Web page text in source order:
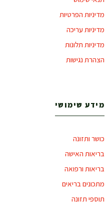
מדיניות הפרטיות
מדיניות עריכה
מדיניות תלונות
הצהרת נגישות
מידע שימושי
כושר ותזונה
בריאות האישה
בריאות ורפואה
מתכונים בריאים
תוספי תזונה